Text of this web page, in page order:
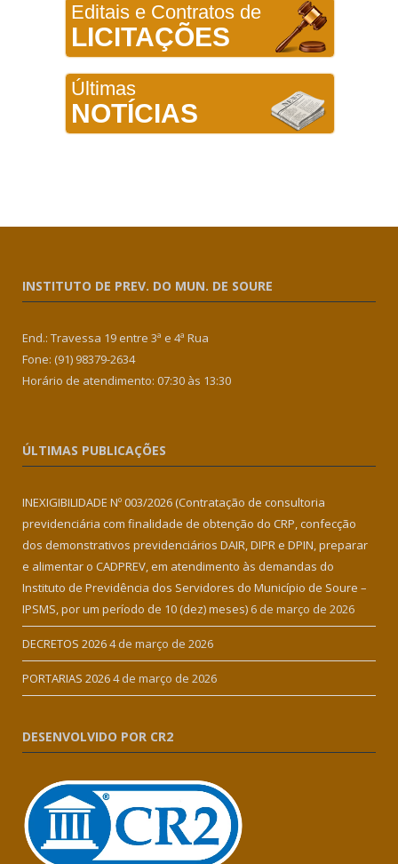
Editais e Contratos de
LICITAÇÕES
Últimas
NOTÍCIAS
INSTITUTO DE PREV. DO MUN. DE SOURE
End.: Travessa 19 entre 3ª e 4ª Rua
Fone: (91) 98379-2634
Horário de atendimento: 07:30 às 13:30
ÚLTIMAS PUBLICAÇÕES
INEXIGIBILIDADE Nº 003/2026 (Contratação de consultoria
previdenciária com finalidade de obtenção do CRP, confecção
dos demonstrativos previdenciários DAIR, DIPR e DPIN, preparar
e alimentar o CADPREV, em atendimento às demandas do
Instituto de Previdência dos Servidores do Município de Soure –
IPSMS, por um período de 10 (dez) meses) 6 de março de 2026
DECRETOS 20264 de março de 2026
PORTARIAS 20264 de março de 2026
DESENVOLVIDO POR CR2